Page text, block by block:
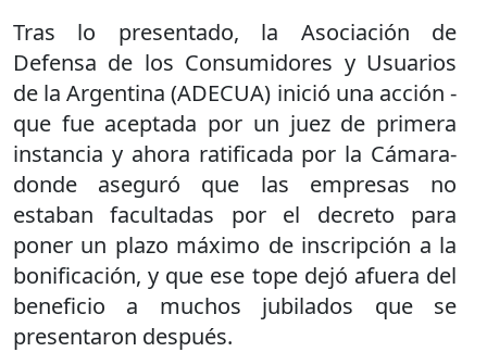
Tras lo presentado, la Asociación de
Defensa de los Consumidores y Usuarios
de la Argentina (ADECUA) inició una acción -
que fue aceptada por un juez de primera
instancia y ahora ratificada por la Cámara-
donde aseguró que las empresas no
estaban facultadas por el decreto para
poner un plazo máximo de inscripción a la
bonificación, y que ese tope dejó afuera del
beneficio a muchos jubilados que se
presentaron después.